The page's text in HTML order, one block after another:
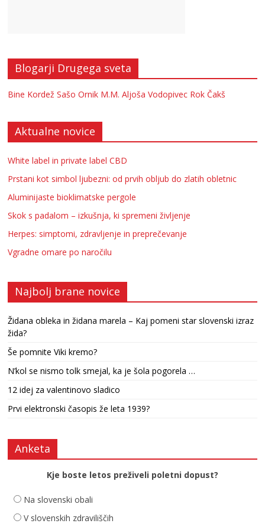
Blogarji Drugega sveta
Bine Kordež Sašo Ornik M.M. Aljoša Vodopivec Rok Čakš
Aktualne novice
White label in private label CBD
Prstani kot simbol ljubezni: od prvih obljub do zlatih obletnic
Aluminijaste bioklimatske pergole
Skok s padalom – izkušnja, ki spremeni življenje
Herpes: simptomi, zdravljenje in preprečevanje
Vgradne omare po naročilu
Najbolj brane novice
Židana obleka in židana marela – Kaj pomeni star slovenski izraz
žida?
Še pomnite Viki kremo?
N’kol se nismo tolk smejal, ka je šola pogorela …
12 idej za valentinovo sladico
Prvi elektronski časopis že leta 1939?
Anketa
Kje boste letos preživeli poletni dopust?
Na slovenski obali
V slovenskih zdraviliščih